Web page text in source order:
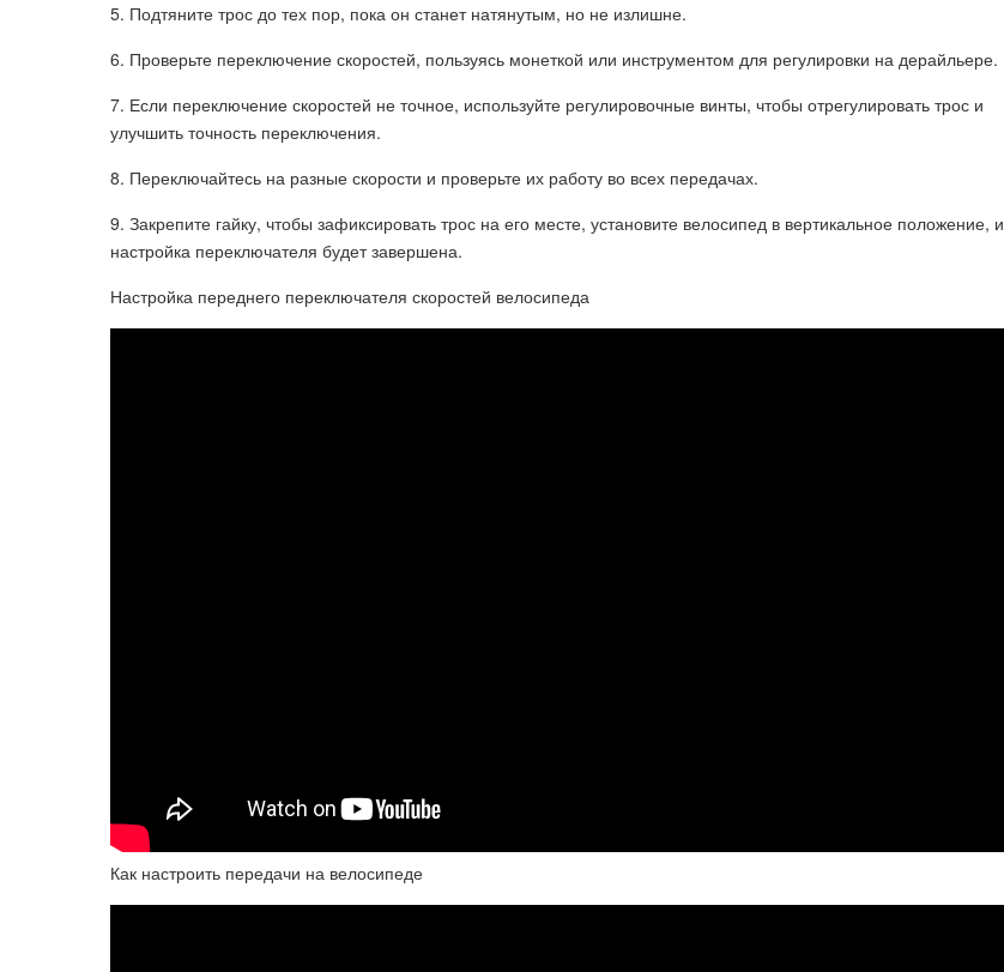
5. Подтяните трос до тех пор, пока он станет натянутым, но не излишне.
6. Проверьте переключение скоростей, пользуясь монеткой или инструментом для регулировки на дерайльере.
7. Если переключение скоростей не точное, используйте регулировочные винты, чтобы отрегулировать трос и
улучшить точность переключения.
8. Переключайтесь на разные скорости и проверьте их работу во всех передачах.
9. Закрепите гайку, чтобы зафиксировать трос на его месте, установите велосипед в вертикальное положение, и
настройка переключателя будет завершена.
Настройка переднего переключателя скоростей велосипеда
Как настроить передачи на велосипеде